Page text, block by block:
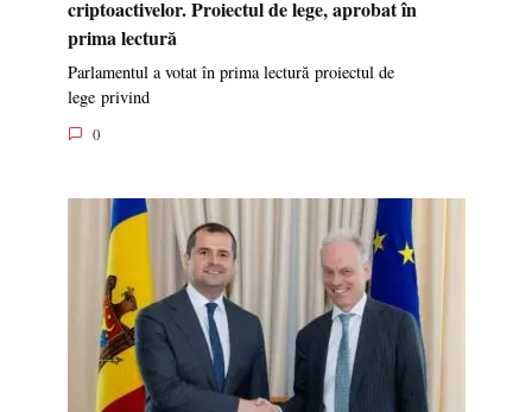
criptoactivelor. Proiectul de lege, aprobat în
prima lectură
Parlamentul a votat în prima lectură proiectul de
lege privind
0